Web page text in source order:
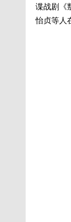
谍战剧《
怡贞等人